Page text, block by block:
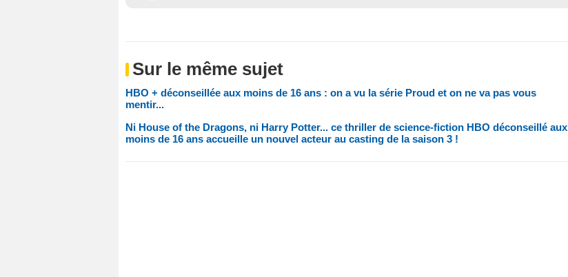
Sur le même sujet
HBO + déconseillée aux moins de 16 ans : on a vu la série Proud et on ne va pas vous
mentir...
Ni House of the Dragons, ni Harry Potter... ce thriller de science-fiction HBO déconseillé aux
moins de 16 ans accueille un nouvel acteur au casting de la saison 3 !